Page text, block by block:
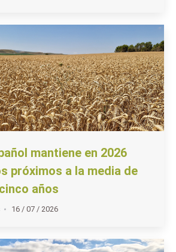
mantiene en 2026
próximos a la media de
años
16 / 07 / 2026